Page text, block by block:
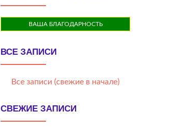
ВАША БЛАГОДАРНОСТЬ
ВСЕ ЗАПИСИ
Все записи (свежие в начале)
СВЕЖИЕ ЗАПИСИ